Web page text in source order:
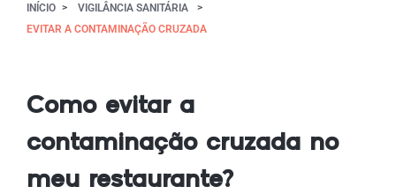
INÍCIO
VIGILÂNCIA SANITÁRIA
EVITAR A CONTAMINAÇÃO CRUZADA
Como evitar a
contaminação cruzada no
meu restaurante?